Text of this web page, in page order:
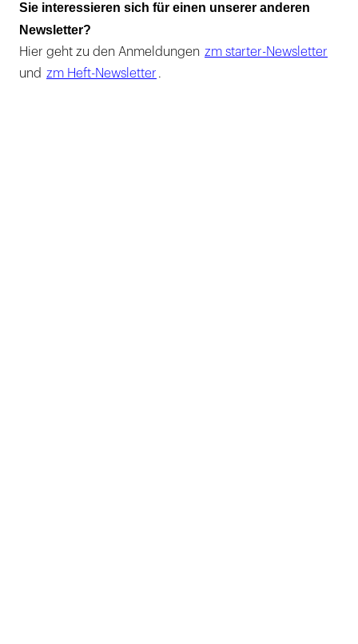
Sie interessieren sich für einen unserer anderen
Newsletter?
Hier geht zu den Anmeldungen zm starter-Newsletter
und zm Heft-Newsletter .